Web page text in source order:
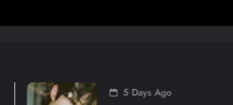
5 Days Ago